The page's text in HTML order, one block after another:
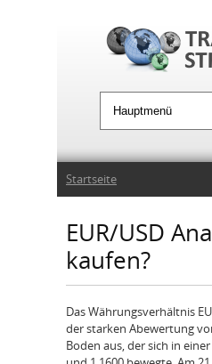
Sie sind hier
Startseite
EUR/USD
kaufen?
Das Währungsverhältnis
der starken Abewertung
Boden aus, der sich in